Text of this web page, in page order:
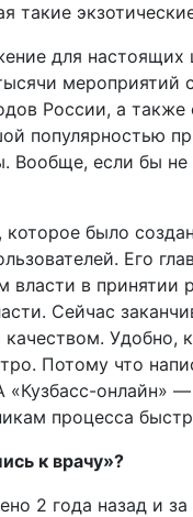
такие
для настоящих
России, а
популярностью
Вообще, если бы
, которое было
Его
власти в
Сейчас
Удобно,
Потому что
онлайн»
процесса
к врачу»?
2 года назад и